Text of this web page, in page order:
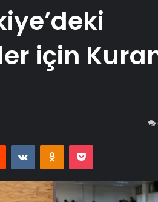
için
Reddit VKontakteOdnoklassniki
Pocket